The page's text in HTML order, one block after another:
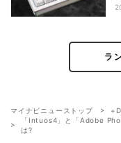
ラ
マイナビニューストップ
「Intuos4」と「Adobe
は?